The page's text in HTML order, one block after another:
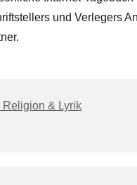
und Verlegers